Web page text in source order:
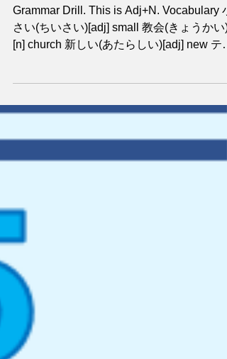
#10 これは古いお寺で
す。
さい(ちいさい)[adj] small 教会(きょうかい)